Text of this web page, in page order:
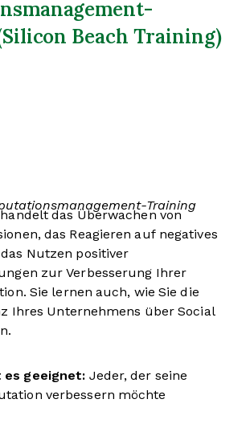
Beach Training)
das Überwachen von
das Reagieren auf negatives
Nutzen positiver
zur Verbesserung Ihrer
Sie lernen auch, wie Sie die
Ihres Unternehmens über Social
es geeignet: Jeder, der seine
verbessern möchte